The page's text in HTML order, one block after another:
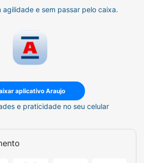
agilidade e sem passar pelo caixa.
aplicativo Araujo
e praticidade no seu celular